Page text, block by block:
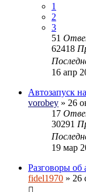
1
2
3
51
62418
16 апр
Автозапуск
vorobey » 26
17
30291
19 мар
Разговоры об
fidel1970 » 26